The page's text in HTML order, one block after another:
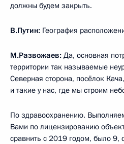
должны будем закрыть.
В.Путин: География
М.Развожаев: Да, основная
территории так называемые
Северная сторона, посёлок
и такие у нас, где мы строим
По здравоохранению.
Вами по лицензированию
сравнить с 2019 годом, было 9,